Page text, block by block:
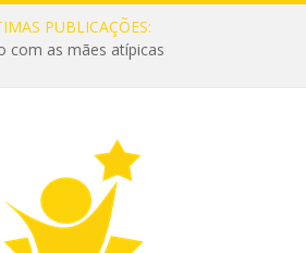
PUBLICAÇÕES:
com as mães atípicas